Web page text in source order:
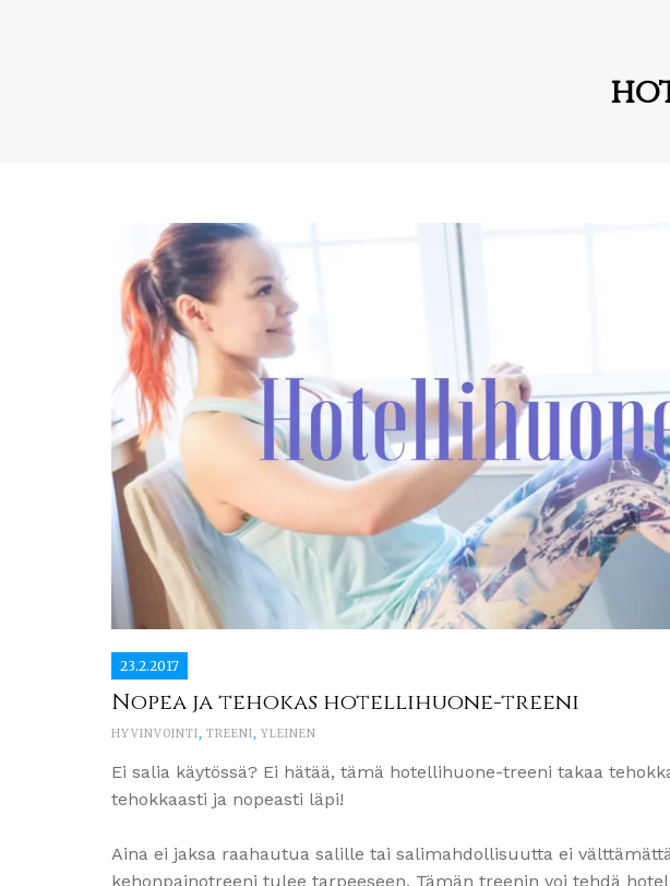
23.2.2017
Nopea ja tehokas hotellihuone-treeni
HYVINVOINTI, TREENI, YLEINEN
Ei salia käytössä? Ei hätää, tämä hotellihuone-treeni takaa
tehokkaasti ja nopeasti läpi!
Aina ei jaksa raahautua salille tai salimahdollisuutta ei
kehonpainotreeni tulee tarpeeseen. Tämän treenin voi tehdä